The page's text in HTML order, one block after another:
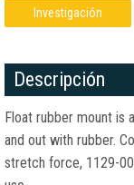
Investigación
Descripción
Float rubber mount is
and out with rubber.
stretch force, 1129-00